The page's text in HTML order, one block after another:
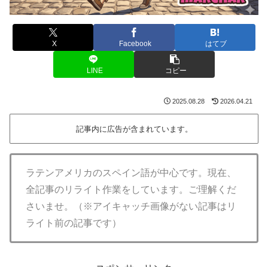
X Facebook はてブ
LINE コピー
2025.08.28 2026.04.21
記事内に広告が含まれています。
ラテンアメリカのスペイン語が中心です。現在、
全記事のリライト作業をしています。ご理解くだ
さいませ。（※アイキャッチ画像がない記事はリ
ライト前の記事です）